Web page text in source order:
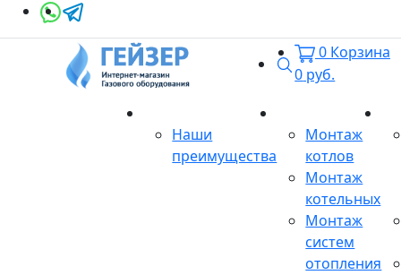
Поиск
0 Корзина
0 руб.
Наши
преимущества
Монтаж
котлов
Монтаж
котельных
Монтаж
систем
отопления